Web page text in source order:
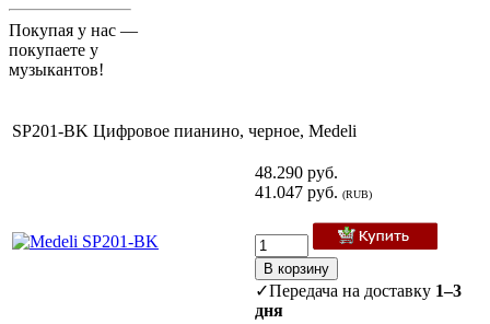
Покупая у нас —
покупаете у
музыкантов!
SP201-BK Цифровое пианино, черное, Medeli
48.290 руб.
41.047 руб. (RUB)
В корзину
✓Передача на доставку 1–3
дня